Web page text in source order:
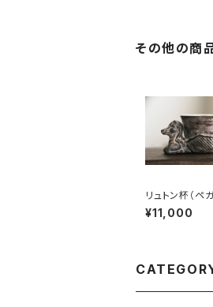
その他の商
リュトン杯（ペ
梅本尋司
¥11,000